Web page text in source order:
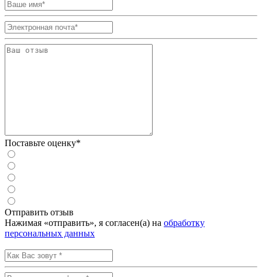
Поставьте оценку*
Отправить отзыв
Нажимая «отправить», я согласен(а) на обработку
персональных данных